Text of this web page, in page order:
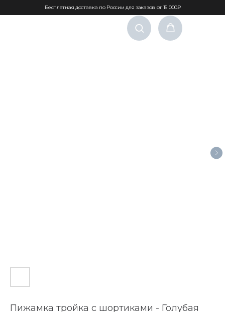
Бесплатная доставка по России для заказов от 15 000₽
Пижамка тройка с шортиками - Голубая